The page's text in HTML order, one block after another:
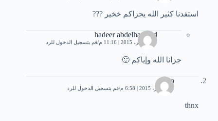
استفدنا كثير الله يجزاكم خخير ???
hadeer abdelhameed
14 نوفمبر، 2015 | 11:16 م قم بتسجيل الدخول للرد
جزانا الله وإياكم 🙂
mima
30 أكتوبر، 2015 | 6:58 م قم بتسجيل الدخول للرد
thnx